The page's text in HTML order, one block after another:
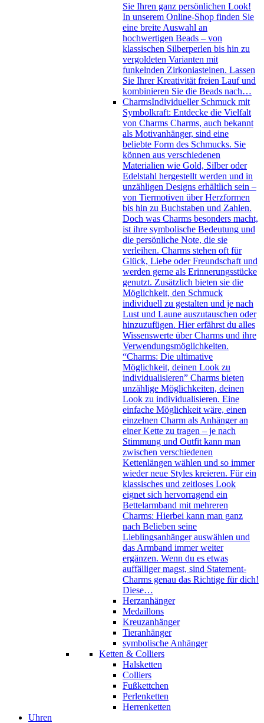
Sie Ihren ganz persönlichen Look!
In unserem Online-Shop finden Sie
eine breite Auswahl an
hochwertigen Beads – von
klassischen Silberperlen bis hin zu
vergoldeten Varianten mit
funkelnden Zirkoniasteinen. Lassen
Sie Ihrer Kreativität freien Lauf und
kombinieren Sie die Beads nach…
CharmsIndividueller Schmuck mit
Symbolkraft: Entdecke die Vielfalt
von Charms Charms, auch bekannt
als Motivanhänger, sind eine
beliebte Form des Schmucks. Sie
können aus verschiedenen
Materialien wie Gold, Silber oder
Edelstahl hergestellt werden und in
unzähligen Designs erhältlich sein –
von Tiermotiven über Herzformen
bis hin zu Buchstaben und Zahlen.
Doch was Charms besonders macht,
ist ihre symbolische Bedeutung und
die persönliche Note, die sie
verleihen. Charms stehen oft für
Glück, Liebe oder Freundschaft und
werden gerne als Erinnerungsstücke
genutzt. Zusätzlich bieten sie die
Möglichkeit, den Schmuck
individuell zu gestalten und je nach
Lust und Laune auszutauschen oder
hinzuzufügen. Hier erfährst du alles
Wissenswerte über Charms und ihre
Verwendungsmöglichkeiten.
“Charms: Die ultimative
Möglichkeit, deinen Look zu
individualisieren” Charms bieten
unzählige Möglichkeiten, deinen
Look zu individualisieren. Eine
einfache Möglichkeit wäre, einen
einzelnen Charm als Anhänger an
einer Kette zu tragen – je nach
Stimmung und Outfit kann man
zwischen verschiedenen
Kettenlängen wählen und so immer
wieder neue Styles kreieren. Für ein
klassisches und zeitloses Look
eignet sich hervorragend ein
Bettelarmband mit mehreren
Charms: Hierbei kann man ganz
nach Belieben seine
Lieblingsanhänger auswählen und
das Armband immer weiter
ergänzen. Wenn du es etwas
auffälliger magst, sind Statement-
Charms genau das Richtige für dich!
Diese…
Herzanhänger
Medaillons
Kreuzanhänger
Tieranhänger
symbolische Anhänger
Ketten & Colliers
Halsketten
Colliers
Fußkettchen
Perlenketten
Herrenketten
Uhren